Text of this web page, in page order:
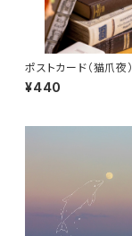
ポストカード（猫爪夜）
¥440